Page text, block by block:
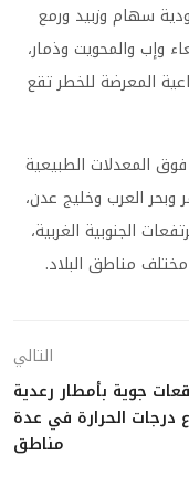
سهام وزبيد ورمع
وإب والمحويت وذمار،
الزراعية المعرضة للخطر تقع
المعدلات الطبيعية
الأحمر وبحر العرب وخليج عدن،
الجنوبية الغربية،
مناطق البلاد.
التالي
جوية بأمطار رعدية
درجات الحرارة في عدة
مناطق